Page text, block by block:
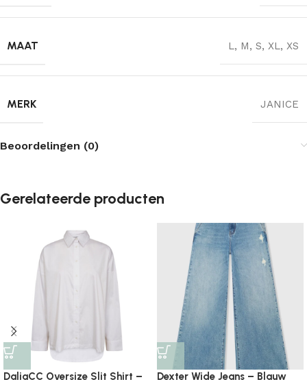
MAAT L, M, S, XL, XS
MERK JANICE
Beoordelingen (0)
Gerelateerde producten
DaliaCC Oversize Slit Shirt –
Dexter Wide Jeans – Blauw